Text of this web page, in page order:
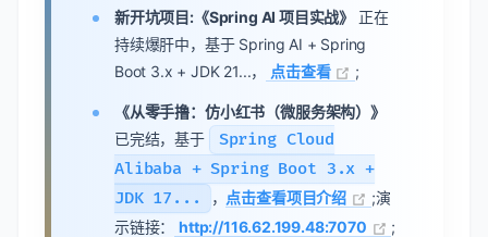
新开坑项目:《Spring AI 项目实战》
正在
持续爆肝中，基于 Spring AI + Spring
Boot 3.x + JDK 21...，
点击查看 ;
《从零手撸：仿小红书（微服务架构）》
已完结，基于
Spring Cloud
Alibaba + Spring Boot 3.x +
JDK 17...
， 点击查看项目介绍
;演
示链接：
http://116.62.199.48:7070 ;